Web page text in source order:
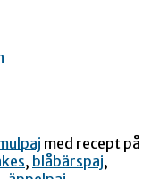
med recept på
, blåbärspaj,